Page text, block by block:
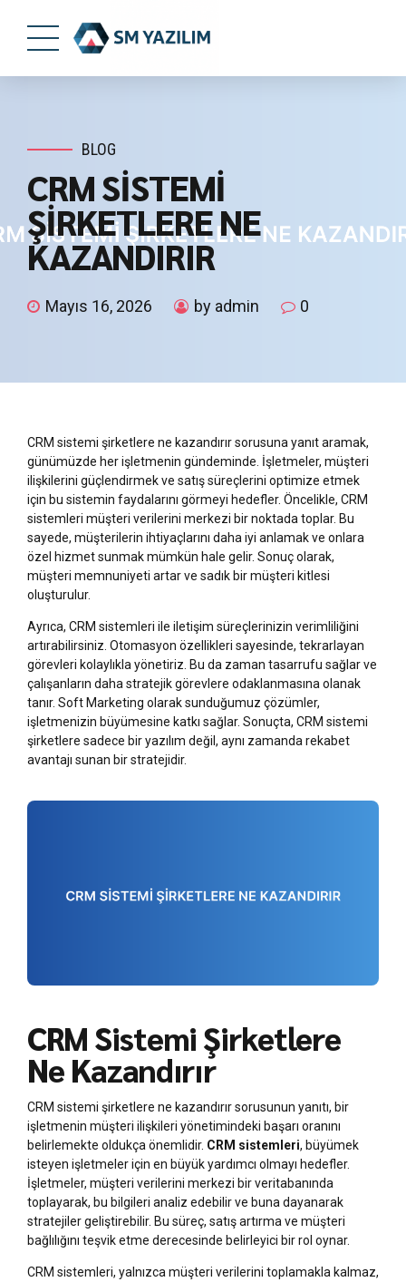
BLOG
CRM SİSTEMİ
ŞİRKETLERE NE
KAZANDIRIR
Mayıs 16, 2026 by admin 0
CRM sistemi şirketlere ne kazandırır sorusuna yanıt aramak,
günümüzde her işletmenin gündeminde. İşletmeler, müşteri
ilişkilerini güçlendirmek ve satış süreçlerini optimize etmek
için bu sistemin faydalarını görmeyi hedefler. Öncelikle, CRM
sistemleri müşteri verilerini merkezi bir noktada toplar. Bu
sayede, müşterilerin ihtiyaçlarını daha iyi anlamak ve onlara
özel hizmet sunmak mümkün hale gelir. Sonuç olarak,
müşteri memnuniyeti artar ve sadık bir müşteri kitlesi
oluşturulur.
Ayrıca, CRM sistemleri ile iletişim süreçlerinizin verimliliğini
artırabilirsiniz. Otomasyon özellikleri sayesinde, tekrarlayan
görevleri kolaylıkla yönetiriz. Bu da zaman tasarrufu sağlar ve
çalışanların daha stratejik görevlere odaklanmasına olanak
tanır. Soft Marketing olarak sunduğumuz çözümler,
işletmenizin büyümesine katkı sağlar. Sonuçta, CRM sistemi
şirketlere sadece bir yazılım değil, aynı zamanda rekabet
avantajı sunan bir stratejidir.
CRM Sistemi Şirketlere
Ne Kazandırır
CRM sistemi şirketlere ne kazandırır sorusunun yanıtı, bir
işletmenin müşteri ilişkileri yönetimindeki başarı oranını
belirlemekte oldukça önemlidir. CRM sistemleri, büyümek
isteyen işletmeler için en büyük yardımcı olmayı hedefler.
İşletmeler, müşteri verilerini merkezi bir veritabanında
toplayarak, bu bilgileri analiz edebilir ve buna dayanarak
stratejiler geliştirebilir. Bu süreç, satış artırma ve müşteri
bağlılığını teşvik etme derecesinde belirleyici bir rol oynar.
CRM sistemleri, yalnızca müşteri verilerini toplamakla kalmaz,